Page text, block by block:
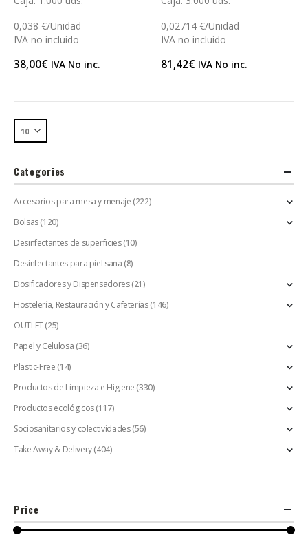
0,038 €/Unidad
IVA no incluido
38,00€ IVA No inc.
0,02714 €/Unidad
IVA no incluido
81,42€ IVA No inc.
Categories
Accesorios para mesa y menaje (222)
Bolsas(120)
Desinfectantes de superficies (10)
Desinfectantes para piel sana (8)
Dosificadores y Dispensadores (21)
Hostelería, Restauración y Cafeterías(146)
OUTLET(25)
Papel y Celulosa (36)
Plastic-Free (14)
Productos de Limpieza e Higiene (330)
Productos ecológicos(117)
Sociosanitarios y colectividades (56)
Take Away & Delivery(404)
Price